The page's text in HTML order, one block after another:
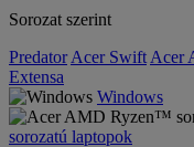
Sorozat szerint
Predator Acer Swift Acer
Extensa
Windows
sorozatú laptopok